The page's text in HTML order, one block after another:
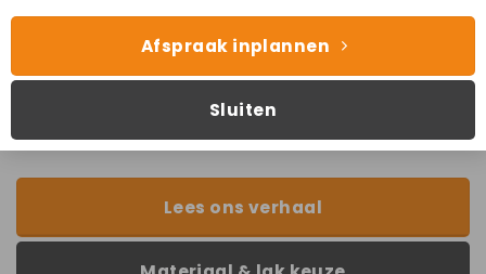
Afspraak inplannen
Sluiten
Bezoek onze showroom
Groningen!
Lees ons verhaal